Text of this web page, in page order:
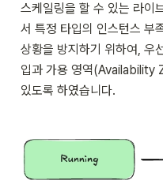
스케일링을 할 수 있는 라이
서 특정 타입의 인스턴스 부
상황을 방지하기 위하여, 우
입과 가용 영역(Availability
있도록 하였습니다.